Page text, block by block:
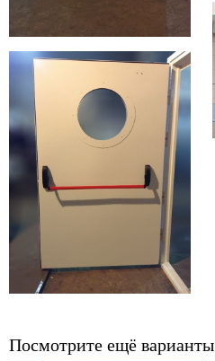
Посмотрите ещё варианты